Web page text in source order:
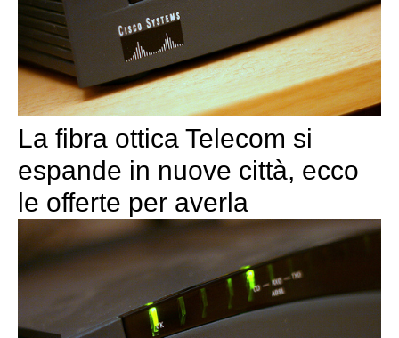
La fibra ottica Telecom si
espande in nuove città, ecco
le offerte per averla